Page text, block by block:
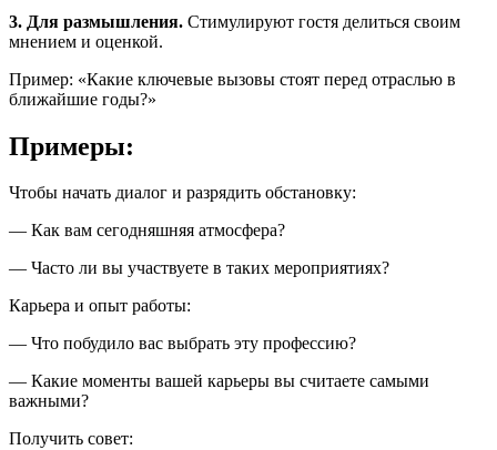
3. Для размышления. Стимулируют гостя делиться своим
мнением и оценкой.
Пример: «Какие ключевые вызовы стоят перед отраслью в
ближайшие годы?»
Примеры:
Чтобы начать диалог и разрядить обстановку:
— Как вам сегодняшняя атмосфера?
— Часто ли вы участвуете в таких мероприятиях?
Карьера и опыт работы:
— Что побудило вас выбрать эту профессию?
— Какие моменты вашей карьеры вы считаете самыми
важными?
Получить совет: